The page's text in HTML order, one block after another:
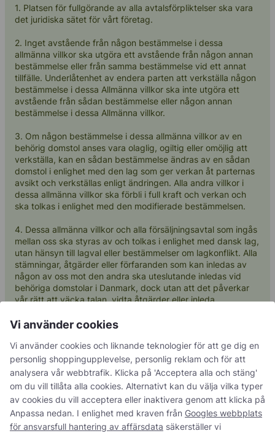
1. Platsen för fullgörande av alla avtalsförpliktelser ska vara
det juridiska sätet för vårt företag.
2. Inget avstående från någon bestämmelse i dessa
allmänna villkor ska utgöra ett avstående från någon annan
bestämmelse eller från samma bestämmelse vid ett annat
tillfälle. Underlåtenhet av endera parten att verkställa någon
bestämmelse i dessa Allmänna villkor ska inte utgöra ett
avstående från sådan bestämmelse eller någon annan
bestämmelse i dessa Allmänna villkor.
3. Om någon bestämmelse i dessa allmänna villkor av en
behörig domstol anses vara olaglig, ogiltig eller omöjlig att
verkställa, kan en sådan bestämmelse ändras av en sådan
domstol i enlighet med den lag som ger verkan åt parternas
avsikt och verkställas enligt ändringen. Alla andra villkor i
dessa allmänna villkor ska förbli i full kraft och verkan och
ska tolkas i enlighet med den modifierade bestämmelsen.
4. Dessa allmänna villkor och alla försäljningsavtal som ingås
mellan oss ska styras av och tolkas i enlighet med dansk lag,
utan hänsyn till lagval eller bestämmelser om lagkonflikt. Alla
stämningar, åtgärder eller förfaranden som kan inledas av
någon av oss mot den andra ska uteslutande inledas vid
behöriga domstolar i Danmark, dock utan att det påverkar
vår rätt att väcka talan, vidta åtgärder eller inleda
om denna bestämmelse inte hade införlivats i dessa allmänna
§ 8 Force Majeure
1. Om vi är förhindrade att leverera på grund av force
majeure, t.ex. krig, skall leveransdatumet automatiskt
förlängas med den tid som force majeure påverkar
utförandet, tillsammans med en rimlig tilläggsperiod. Force
Vi använder cookies
Vi använder cookies och liknande teknologier för att ge dig en
personlig shoppingupplevelse, personlig reklam och för att
analysera vår webbtrafik. Klicka på 'Acceptera alla och stäng'
om du vill tillåta alla cookies. Alternativt kan du välja vilka typer
av cookies du vill acceptera eller inaktivera genom att klicka på
Anpassa nedan. I enlighet med kraven från Googles webbplats
för ansvarsfull hantering av affärsdata säkerställer vi